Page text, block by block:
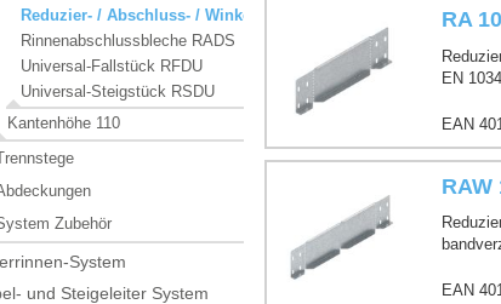
RA
EN
EAN
RAW
EAN
Reduzier- / Abschluss- / Winkelstücke RA / RAW
Rinnenabschlussbleche RADS
Universal-Fallstück RFDU
Universal-Steigstück RSDU
Kantenhöhe 110
Zubehör
System
und Steigeleiter System